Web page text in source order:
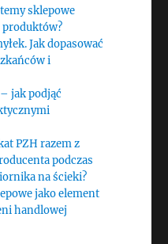
sklepowe
produktów?
Jak dopasować
i
jak podjąć
PZH razem z
podczas
na ścieki?
jako element
handlowej